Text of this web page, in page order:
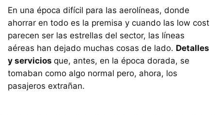
En una época difícil para las aerolíneas, donde
ahorrar en todo es la premisa y cuando las low cost
parecen ser las estrellas del sector, las líneas
aéreas han dejado muchas cosas de lado. Detalles
y servicios que, antes, en la época dorada, se
tomaban como algo normal pero, ahora, los
pasajeros extrañan.